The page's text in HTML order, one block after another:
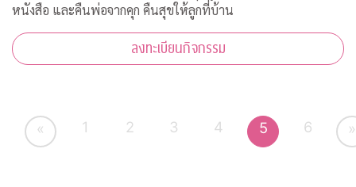
หนังสือ และคืนพ่อจากคุก คืนสุขให้ลูกที่บ้าน
ลงทะเบียนกิจกรรม
« 1 2 3 4 5 6 »